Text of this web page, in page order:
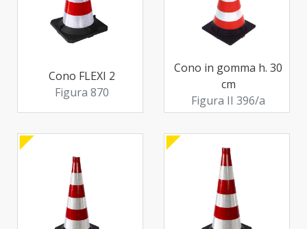
Cono FLEXI 2
Figura 870
Cono in gomma h. 30
cm
Figura II 396/a